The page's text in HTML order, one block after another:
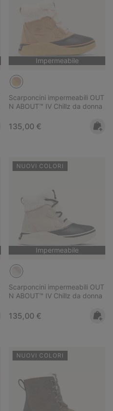
Impermeabile
Scarponcini impermeabili OUT
N ABOUT™ IV Chillz da donna
Regular price:
135,00 €
NUOVI COLORI
Impermeabile
Scarponcini impermeabili OUT
N ABOUT™ IV Chillz da donna
Regular price:
135,00 €
NUOVI COLORI